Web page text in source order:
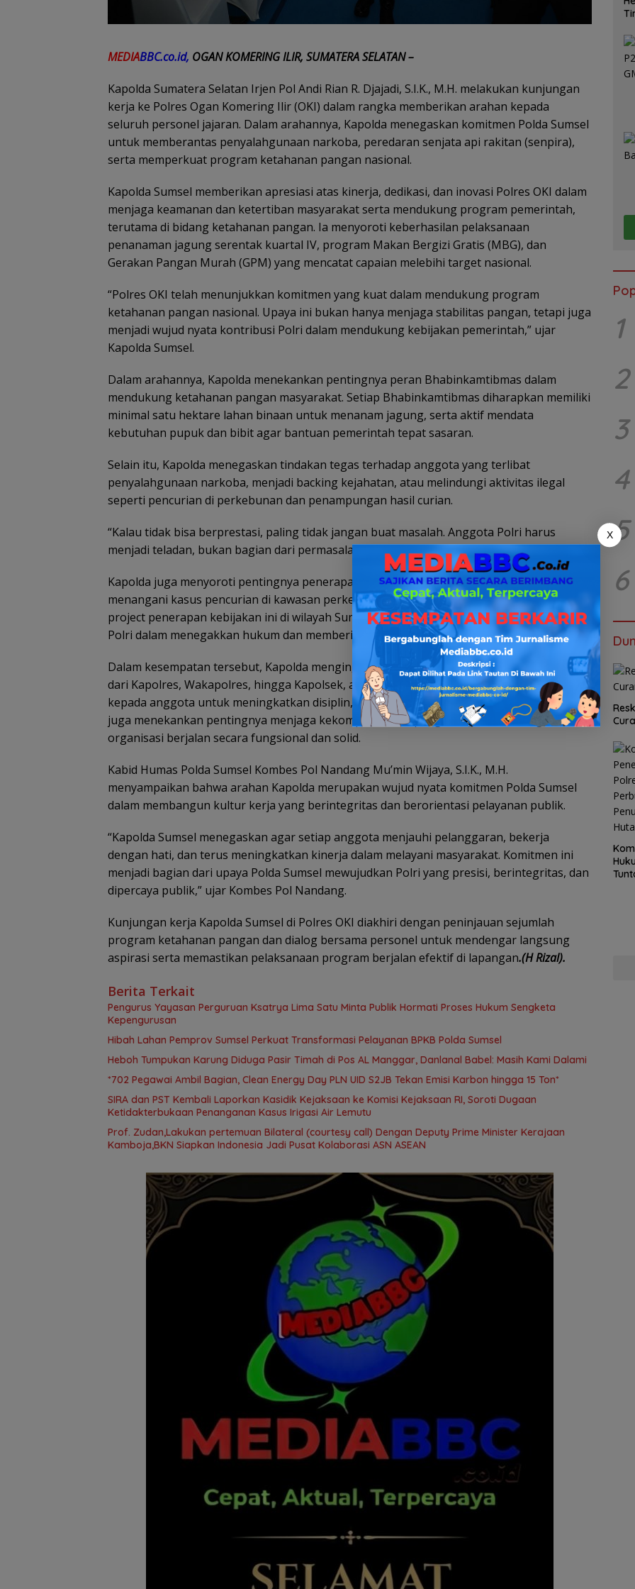
MEDIABBC.co.id, OGAN KOMERING ILIR, SUMATERA SELATAN –
Kapolda Sumatera Selatan Irjen Pol Andi Rian R. Djajadi, S.I.K., M.H. melakukan kunjungan
kerja ke Polres Ogan Komering Ilir (OKI) dalam rangka memberikan arahan kepada
seluruh personel jajaran. Dalam arahannya, Kapolda menegaskan komitmen Polda Sumsel
untuk memberantas penyalahgunaan narkoba, peredaran senjata api rakitan (senpira),
serta memperkuat program ketahanan pangan nasional.
Kapolda Sumsel memberikan apresiasi atas kinerja, dedikasi, dan inovasi Polres OKI dalam
menjaga keamanan dan ketertiban masyarakat serta mendukung program pemerintah,
terutama di bidang ketahanan pangan. Ia menyoroti keberhasilan pelaksanaan
penanaman jagung serentak kuartal IV, program Makan Bergizi Gratis (MBG), dan
Gerakan Pangan Murah (GPM) yang mencatat capaian melebihi target nasional.
“Polres OKI telah menunjukkan komitmen yang kuat dalam mendukung program
ketahanan pangan nasional. Upaya ini bukan hanya menjaga stabilitas pangan, tetapi juga
menjadi wujud nyata kontribusi Polri dalam mendukung kebijakan pemerintah,” ujar
Kapolda Sumsel.
Dalam arahannya, Kapolda menekankan pentingnya peran Bhabinkamtibmas dalam
mendukung ketahanan pangan masyarakat. Setiap Bhabinkamtibmas diharapkan memiliki
minimal satu hektare lahan binaan untuk menanam jagung, serta aktif mendata
kebutuhan pupuk dan bibit agar bantuan pemerintah tepat sasaran.
Selain itu, Kapolda menegaskan tindakan tegas terhadap anggota yang terlibat
penyalahgunaan narkoba, menjadi backing kejahatan, atau melindungi aktivitas ilegal
seperti pencurian di perkebunan dan penampungan hasil curian.
“Kalau tidak bisa berprestasi, paling tidak jangan buat masalah. Anggota Polri harus
menjadi teladan, bukan bagian dari permasalahan,” tegas Irjen Pol Andi Rian.
Kapolda juga menyoroti pentingnya penerapan Undang-Undang Perkebunan dalam
menangani kasus pencurian di kawasan perkebunan. Polres OKI ditunjuk sebagai pilot
project penerapan kebijakan ini di wilayah Sumatera Selatan, sebagai bentuk keseriusan
Polri dalam menegakkan hukum dan memberikan efek jera kepada pelaku.
Dalam kesempatan tersebut, Kapolda mengingatkan agar seluruh pimpinan satuan, mulai
dari Kapolres, Wakapolres, hingga Kapolsek, aktif memberikan motivasi dan bimbingan
kepada anggota untuk meningkatkan disiplin, profesionalisme, dan tanggung jawab. Ia
juga menekankan pentingnya menjaga kekompakan dan pengawasan internal agar
organisasi berjalan secara fungsional dan solid.
Kabid Humas Polda Sumsel Kombes Pol Nandang Mu’min Wijaya, S.I.K., M.H.
menyampaikan bahwa arahan Kapolda merupakan wujud nyata komitmen Polda Sumsel
dalam membangun kultur kerja yang berintegritas dan berorientasi pelayanan publik.
“Kapolda Sumsel menegaskan agar setiap anggota menjauhi pelanggaran, bekerja
dengan hati, dan terus meningkatkan kinerja dalam melayani masyarakat. Komitmen ini
menjadi bagian dari upaya Polda Sumsel mewujudkan Polri yang presisi, berintegritas, dan
dipercaya publik,” ujar Kombes Pol Nandang.
Kunjungan kerja Kapolda Sumsel di Polres OKI diakhiri dengan peninjauan sejumlah
program ketahanan pangan dan dialog bersama personel untuk mendengar langsung
aspirasi serta memastikan pelaksanaan program berjalan efektif di lapangan.(H Rizal).
Berita Terkait
Pengurus Yayasan Perguruan Ksatrya Lima Satu Minta Publik Hormati Proses Hukum Sengketa
Kepengurusan
Hibah Lahan Pemprov Sumsel Perkuat Transformasi Pelayanan BPKB Polda Sumsel
Heboh Tumpukan Karung Diduga Pasir Timah di Pos AL Manggar, Danlanal Babel: Masih Kami Dalami
*702 Pegawai Ambil Bagian, Clean Energy Day PLN UID S2JB Tekan Emisi Karbon hingga 15 Ton*
SIRA dan PST Kembali Laporkan Kasidik Kejaksaan ke Komisi Kejaksaan RI, Soroti Dugaan
Ketidakterbukaan Penanganan Kasus Irigasi Air Lemutu
Prof. Zudan,Lakukan pertemuan Bilateral (courtesy call) Dengan Deputy Prime Minister Kerajaan
Kamboja,BKN Siapkan Indonesia Jadi Pusat Kolaborasi ASN ASEAN
1
2
3
4
5
6
X